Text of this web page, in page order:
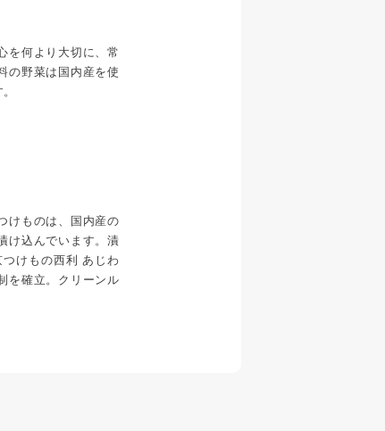
を何より大切に、常
の野菜は国内産を使
けものは、国内産の
け込んでいます。漬
けもの西利 あじわ
を確立。クリーンル